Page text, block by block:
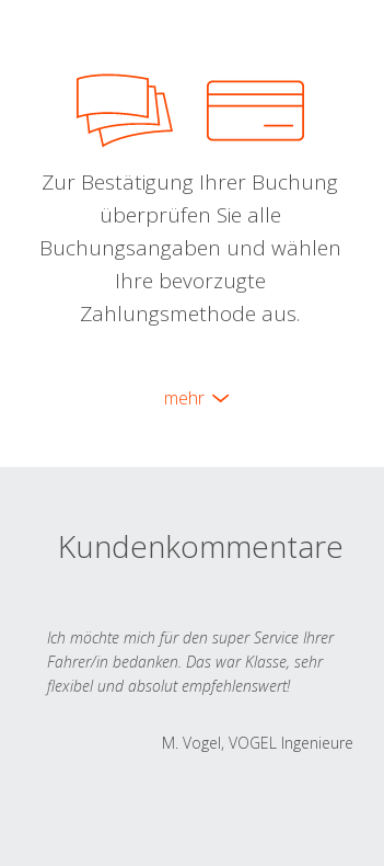
Zur Bestätigung Ihrer Buchung
überprüfen Sie alle
Buchungsangaben und wählen
Ihre bevorzugte
Zahlungsmethode aus.
mehr
Kundenkommentare
Ich möchte mich für den super Service Ihrer
Fahrer/in bedanken. Das war Klasse, sehr
flexibel und absolut empfehlenswert!
M. Vogel, VOGEL Ingenieure